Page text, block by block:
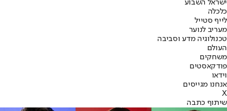
ישראל השבוע
כלכלה
לייף סטייל
מעריב לנוער
טכנולוגיה מדע וסביבה
העולם
משחקים
פודקאסטים
וידאו
אנחנו מגייסים
X
שיתוף כתבה